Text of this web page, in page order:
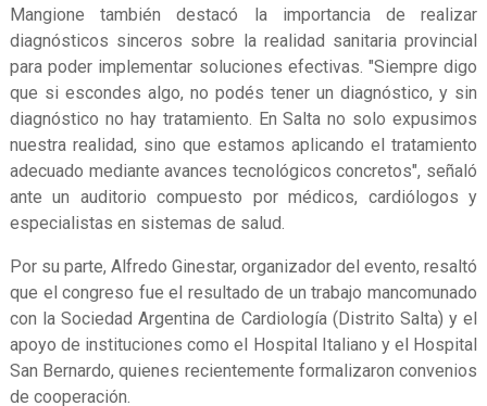
Mangione también destacó la importancia de realizar
diagnósticos sinceros sobre la realidad sanitaria provincial
para poder implementar soluciones efectivas. "Siempre digo
que si escondes algo, no podés tener un diagnóstico, y sin
diagnóstico no hay tratamiento. En Salta no solo expusimos
nuestra realidad, sino que estamos aplicando el tratamiento
adecuado mediante avances tecnológicos concretos", señaló
ante un auditorio compuesto por médicos, cardiólogos y
especialistas en sistemas de salud.
Por su parte, Alfredo Ginestar, organizador del evento, resaltó
que el congreso fue el resultado de un trabajo mancomunado
con la Sociedad Argentina de Cardiología (Distrito Salta) y el
apoyo de instituciones como el Hospital Italiano y el Hospital
San Bernardo, quienes recientemente formalizaron convenios
de cooperación.